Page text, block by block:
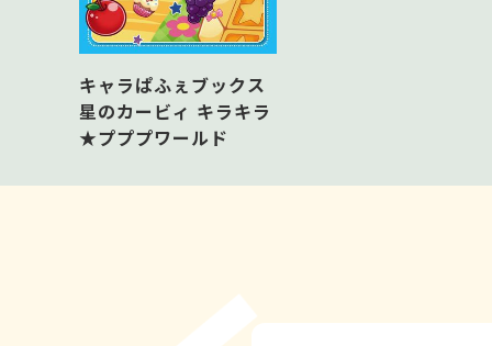
キャラぱふぇブックス
星のカービィ キラキラ
★プププワールド